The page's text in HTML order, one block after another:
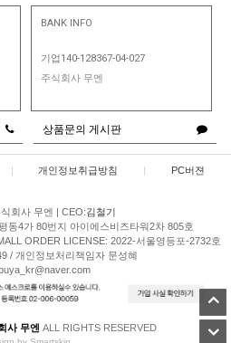
BANK INFO
기업140-128367-04-027
주식회사 무엔
상품문의 게시판
| 개인정보취급방침 | PC버젼
회사 무엔 | CEO:김철기
동4가 80번지 아이에스비즈타워2차 805호
ORDER LICENSE: 2022-서울영등포-2732호
/ 개인정보처리책임자 문성혜
사 무엔 ALL RIGHTS RESERVED